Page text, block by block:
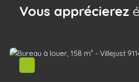
Vous apprécierez